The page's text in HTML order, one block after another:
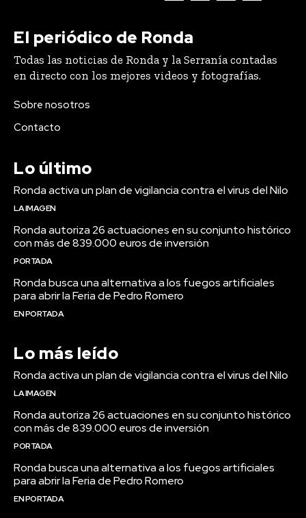
El periódico de Ronda
Todas las noticias de Ronda y la Serranía contadas
en directo con los mejores videos y fotografías.
Sobre nosotros
Contacto
Lo último
Ronda activa un plan de vigilancia contra el virus del Nilo
LA IMAGEN
Ronda autoriza 26 actuaciones en su conjunto histórico
con más de 839.000 euros de inversión
PORTADA
Ronda busca una alternativa a los fuegos artificiales
para abrir la Feria de Pedro Romero
EN PORTADA
Lo más leído
Ronda activa un plan de vigilancia contra el virus del Nilo
LA IMAGEN
Ronda autoriza 26 actuaciones en su conjunto histórico
con más de 839.000 euros de inversión
PORTADA
Ronda busca una alternativa a los fuegos artificiales
para abrir la Feria de Pedro Romero
EN PORTADA